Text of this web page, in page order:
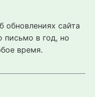
обновлениях сайта
письмо в год, но
время.